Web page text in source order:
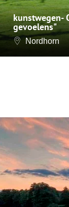
kunstwegen-
gevoelens"
Nordhorn